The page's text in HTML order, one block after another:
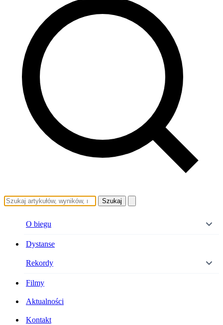
Szukaj
O biegu
Dystanse
Rekordy
Filmy
Aktualności
Kontakt